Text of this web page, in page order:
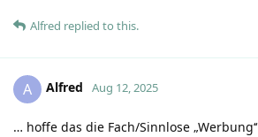
Alfred replied to this.
A Alfred Aug 12, 2025
… hoffe das die Fach/Sinnlose